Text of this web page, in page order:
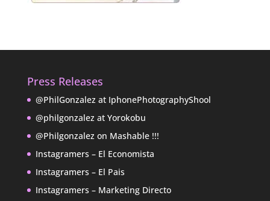
Press Releases
@PhilGonzalez at IphonePhotographyShool
@philgonzalez at Yorokobu
@Philgonzalez on Mashable !!!
Instagramers – El Economista
Instagramers – El Pais
Instagramers – Marketing Directo